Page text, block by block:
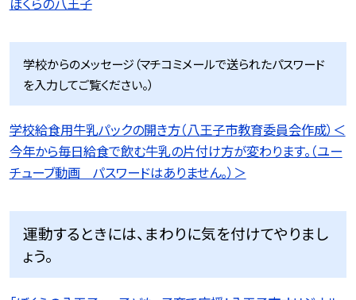
学校からのメッセージ（マチコミメールで送られたパスワード
を入力してご覧ください。）
学校給食用牛乳パックの開き方（八王子市教育委員会作成）＜
今年から毎日給食で飲む牛乳の片付け方が変わります。（ユー
チューブ動画 パスワードはありません。）＞
運動するときには、まわりに気を付けてやりまし
ょう。